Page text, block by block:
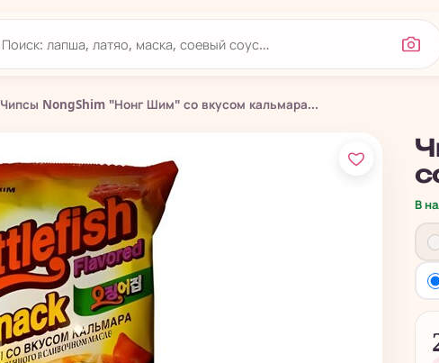
Чипсы NongShim "Нонг Шим" со вкусом кальмара...
В